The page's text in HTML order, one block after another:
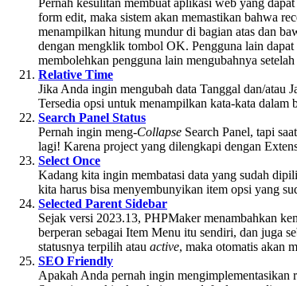
form edit, maka sistem akan memastikan bahwa
menampilkan hitung mundur di bagian atas dan
dengan mengklik tombol OK. Pengguna lain dapat
membolehkan pengguna lain mengubahnya
Relative Time
Jika Anda ingin mengubah data Tanggal dan/atau
Tersedia opsi untuk menampilkan kata-kata dalam
Search Panel Status
Pernah ingin meng-Collapse Search Panel, tapi
lagi! Karena project yang dilengkapi dengan
Select Once
Kadang kita ingin membatasi data yang sudah
kita harus bisa menyembunyikan item opsi yang
Selected Parent Sidebar
Sejak versi 2023.13, PHPMaker menambahkan
berperan sebagai Item Menu itu sendiri, dan juga
statusnya terpilih atau active, maka otomatis akan
SEO Friendly
Apakah Anda pernah ingin